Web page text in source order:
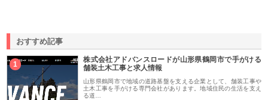
おすすめ記事
1
株式会社アドバンスロードが山形県鶴岡市で手がける
舗装土木工事と求人情報
山形県鶴岡市で地域の道路基盤を支える企業として、舗装工事や
土木工事を手がける専門会社があります。地域住民の生活を支え
る道…